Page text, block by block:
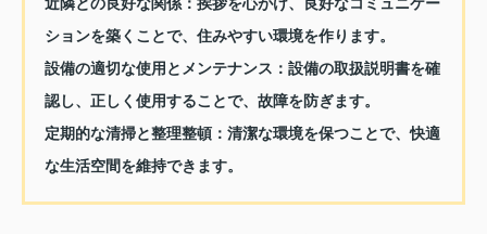
近隣との良好な関係： 挨拶を心がけ、良好なコミュニケー
ションを築くことで、住みやすい環境を作ります。
設備の適切な使用とメンテナンス： 設備の取扱説明書を確
認し、正しく使用することで、故障を防ぎます。
定期的な清掃と整理整頓： 清潔な環境を保つことで、快適
な生活空間を維持できます。